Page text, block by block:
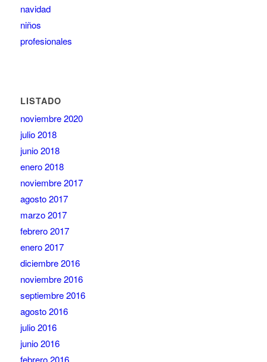
navidad
niños
profesionales
LISTADO
noviembre 2020
julio 2018
junio 2018
enero 2018
noviembre 2017
agosto 2017
marzo 2017
febrero 2017
enero 2017
diciembre 2016
noviembre 2016
septiembre 2016
agosto 2016
julio 2016
junio 2016
febrero 2016